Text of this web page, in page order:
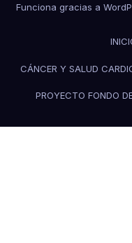
Funciona gracias a
CÁNCER Y SALUD
PROYECTO FONDO